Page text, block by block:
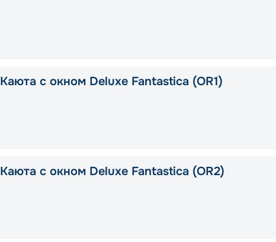
Каюта с окном Deluxe Fantastica (OR1)
Каюта с окном Deluxe Fantastica (OR2)